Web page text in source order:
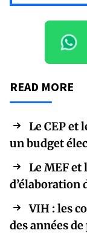
READ MORE
Le CEP et
un budget
Le MEF et
d’élaboration
VIH : les
des années